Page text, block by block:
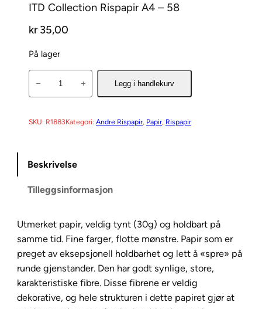
ITD Collection Rispapir A4 – 58
kr35,00
På lager
C
l
c
i
o
n
R
i
s
− + Legg i handlekurv
SKU: R1883Kategori: Andre Rispapir, Papir, Rispapir
Beskrivelse
Tilleggsinformasjon
Utmerket papir, veldig tynt (30g) og holdbart på
samme tid. Fine farger, flotte mønstre. Papir som er
preget av eksepsjonell holdbarhet og lett å «spre» på
runde gjenstander. Den har godt synlige, store,
karakteristiske fibre. Disse fibrene er veldig
dekorative, og hele strukturen i dette papiret gjør at